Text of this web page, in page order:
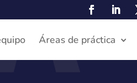
Áreas de práctica